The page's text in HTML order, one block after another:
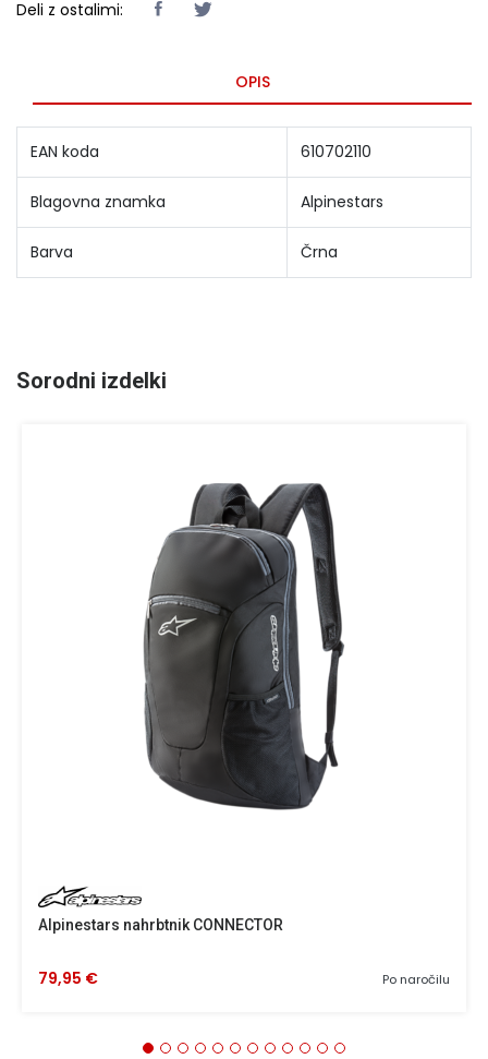
Deli z ostalimi:
OPIS
EAN koda 610702110
Blagovna znamka Alpinestars
Barva Črna
Sorodni izdelki
Alpinestars nahrbtnik CONNECTOR
Po naročilu
79,95 €